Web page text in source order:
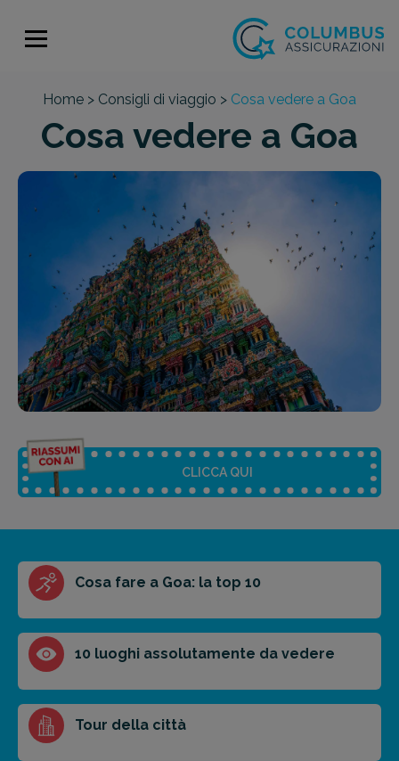
Home > Consigli di viaggio > Cosa vedere a Goa
Cosa vedere a Goa
CLICCA QUI
Riassunto dell'articolo
Scegli il formato del riassunto
Breve Medio Punti chiave
prossima destinazione di viaggio.
Cosa fare a Goa: la top 10
10 luoghi assolutamente da vedere
Tour della città